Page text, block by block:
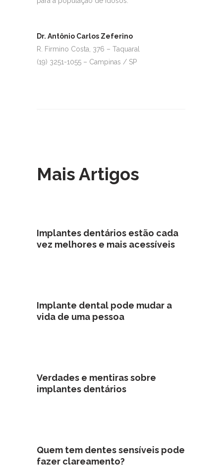
Dr. Antônio Carlos Zeferino
R. Firmino Costa, 376 – Taquaral
(19) 3251-1055 – Campinas / SP
Mais Artigos
Implantes dentários estão cada
vez melhores e mais acessíveis
Implante dental pode mudar a
vida de uma pessoa
Verdades e mentiras sobre
implantes dentários
Quem tem dentes sensíveis pode
fazer clareamento?